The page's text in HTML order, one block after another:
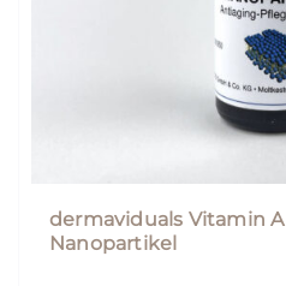
dermaviduals Vitamin A
Nanopartikel